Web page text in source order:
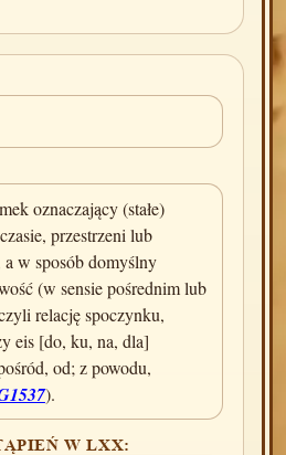
oznaczający (stałe)
przestrzeni lub
w sposób domyślny
(w sensie pośrednim lub
relację spoczynku,
eis [do, ku, na, dla]
od; z powodu,
).
W LXX: